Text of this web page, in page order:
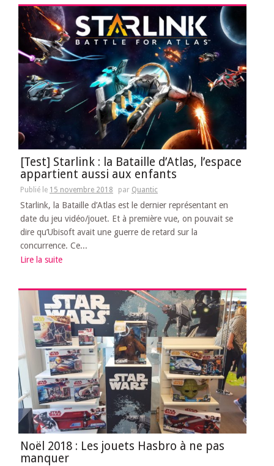
[Test] Starlink : la Bataille d’Atlas, l’espace
appartient aussi aux enfants
Publié le 15 novembre 2018 par Quantic
Starlink, la Bataille d’Atlas est le dernier représentant en
date du jeu vidéo/jouet. Et à première vue, on pouvait se
dire qu’Ubisoft avait une guerre de retard sur la
concurrence. Ce...
Lire la suite
Noël 2018 : Les jouets Hasbro à ne pas
manquer